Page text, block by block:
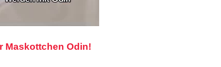
Maskottchen Odin!